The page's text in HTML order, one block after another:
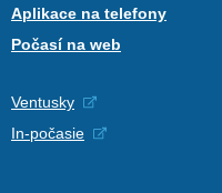
Aplikace na telefony
Počasí na web
Ventusky
In-počasie